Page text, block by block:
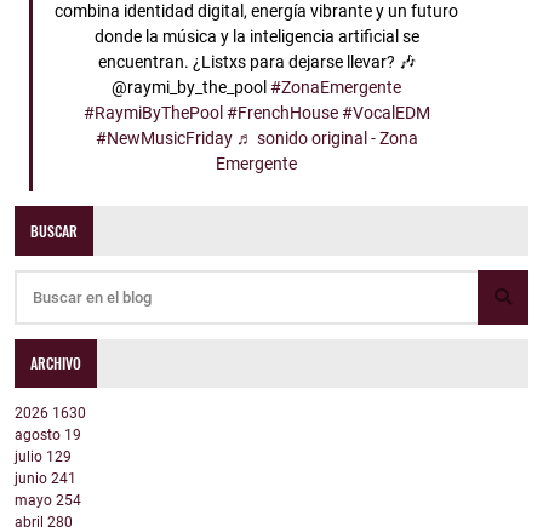
combina identidad digital, energía vibrante y un futuro
donde la música y la inteligencia artificial se
encuentran. ¿Listxs para dejarse llevar? 🎶
@raymi_by_the_pool#ZonaEmergente
#RaymiByThePool #FrenchHouse #VocalEDM
#NewMusicFriday ♬ sonido original - Zona
Emergente
BUSCAR
ARCHIVO
2026 1630
agosto 19
julio 129
junio 241
mayo 254
abril 280